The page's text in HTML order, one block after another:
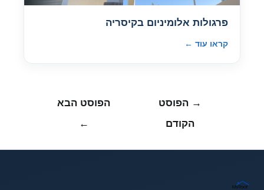
פרגולות אלומיניום בקיסריה
קראו עוד ←
→ הפוסט
הקודם
הפוסט הבא
←